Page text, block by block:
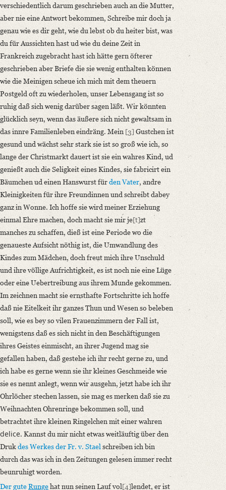
verschiedentlich darum geschrieben auch an die Mutter,
aber nie eine Antwort bekommen, Schreibe mir doch ja
genau wie es dir geht, wie du lebst ob du heiter bist, was
du für Aussichten hast ud wie du deine Zeit in
Frankreich zugebracht hast ich hätte gern öfterer
geschrieben aber Briefe die sie wenig enthalten können
wie die Meinigen scheue ich mich mit dem theuern
Postgeld oft zu wiederholen, unser Lebensgang ist so
ruhig daß sich wenig darüber sagen läßt. Wir könnten
glücklich seyn, wenn das äußere sich nicht gewaltsam in
das innre Familienleben eindräng. Mein [3] Gustchen ist
gesund und wächst sehr stark sie ist so groß wie ich, so
lange der Christmarkt dauert ist sie ein wahres Kind, ud
genießt auch die Seligkeit eines Kindes, sie fabricirt ein
Bäumchen ud einen Hanswurst fürden Vater, andre
Kleinigkeiten für ihre Freundinnen und schreibt dabey
ganz in Wonne. Ich hoffe sie wird meiner Erziehung
einmal Ehre machen, doch macht sie mir je[t]zt
manches zu schaffen, dieß ist eine Periode wo die
genaueste Aufsicht nöthig ist, die Umwandlung des
Kindes zum Mädchen, doch freut mich ihre Unschuld
und ihre völlige Aufrichtigkeit, es ist noch nie eine Lüge
oder eine Uebertreibung aus ihrem Munde gekommen.
Im zeichnen macht sie ernsthafte Fortschritte ich hoffe
daß nie Eitelkeit ihr ganzes Thun und Wesen so beleben
soll, wie es bey so vilen Frauenzimmern der Fall ist,
wenigstens daß es sich nicht in den Beschäftigungen
ihres Geistes einmischt, an ihrer Jugend mag sie
gefallen haben, daß gestehe ich ihr recht gerne zu, und
ich habe es gerne wenn sie ihr kleines Geschmeide wie
sie es nennt anlegt, wenn wir ausgehn, jetzt habe ich ihr
Ohrlöcher stechen lassen, sie mag es merken daß sie zu
Weihnachten Ohrenringe bekommen soll, und
betrachtet ihre kleinen Ringelchen mit einer wahren
delice. Kannst du mir nicht etwas weitläuftig über den
Drukdes Werkesder Fr. v. Stael schreiben ich bin
durch das was ich in den Zeitungen gelesen immer recht
beunruhigt worden.
Der guteRungehat nun seinen Lauf vol[4]lendet, er ist